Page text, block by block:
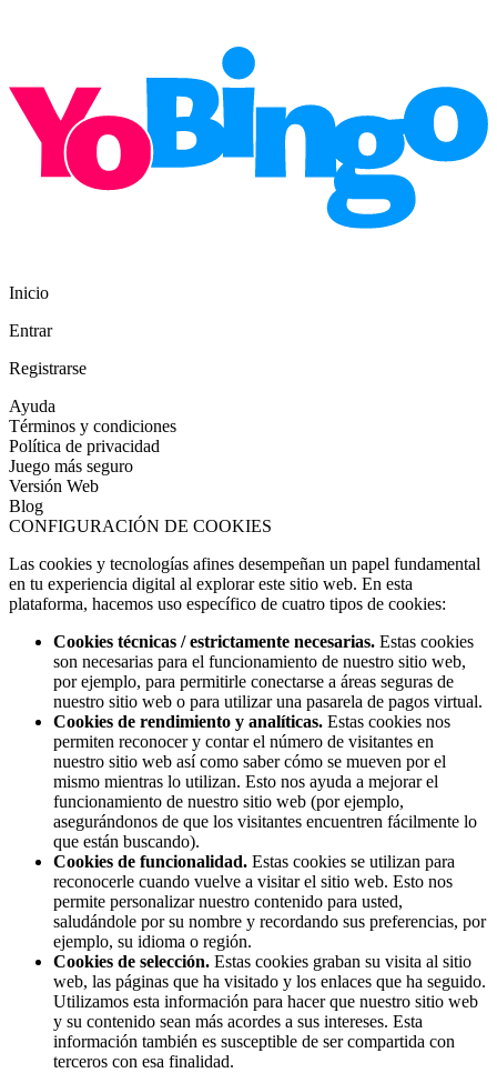
Inicio
Entrar
Registrarse
Ayuda
Términos y condiciones
Política de privacidad
Juego más seguro
Versión Web
Blog
CONFIGURACIÓN DE COOKIES
Las cookies y tecnologías afines desempeñan un papel fundamental
en tu experiencia digital al explorar este sitio web. En esta
plataforma, hacemos uso específico de cuatro tipos de cookies:
Cookies técnicas / estrictamente necesarias. Estas cookies
son necesarias para el funcionamiento de nuestro sitio web,
por ejemplo, para permitirle conectarse a áreas seguras de
nuestro sitio web o para utilizar una pasarela de pagos virtual.
Cookies de rendimiento y analíticas. Estas cookies nos
permiten reconocer y contar el número de visitantes en
nuestro sitio web así como saber cómo se mueven por el
mismo mientras lo utilizan. Esto nos ayuda a mejorar el
funcionamiento de nuestro sitio web (por ejemplo,
asegurándonos de que los visitantes encuentren fácilmente lo
que están buscando).
Cookies de funcionalidad. Estas cookies se utilizan para
reconocerle cuando vuelve a visitar el sitio web. Esto nos
permite personalizar nuestro contenido para usted,
saludándole por su nombre y recordando sus preferencias, por
ejemplo, su idioma o región.
Cookies de selección. Estas cookies graban su visita al sitio
web, las páginas que ha visitado y los enlaces que ha seguido.
Utilizamos esta información para hacer que nuestro sitio web
y su contenido sean más acordes a sus intereses. Esta
información también es susceptible de ser compartida con
terceros con esa finalidad.